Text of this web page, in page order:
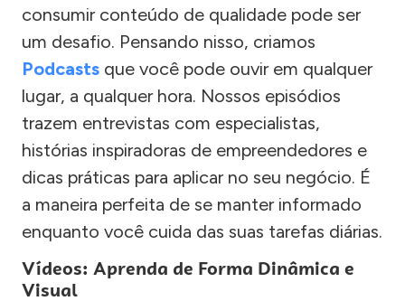
consumir conteúdo de qualidade pode ser
um desafio. Pensando nisso, criamos
Podcasts que você pode ouvir em qualquer
lugar, a qualquer hora. Nossos episódios
trazem entrevistas com especialistas,
histórias inspiradoras de empreendedores e
dicas práticas para aplicar no seu negócio. É
a maneira perfeita de se manter informado
enquanto você cuida das suas tarefas diárias.
Vídeos: Aprenda de Forma Dinâmica e
Visual